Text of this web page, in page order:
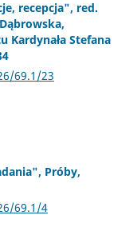
recepcja", red.
Kardynała Stefana
69.1/23
Próby,
69.1/4